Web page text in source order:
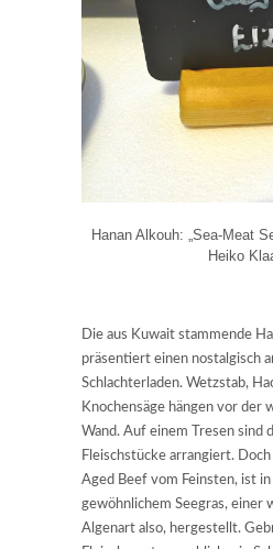
Hanan Alkouh: „Sea-Meat
Heiko
Die aus Kuwait stammende
präsentiert einen nostalgisch
Schlachterladen. Wetzstab,
Knochensäge hängen vor der
Wand. Auf einem Tresen sind
Fleischstücke arrangiert.
Aged Beef vom Feinsten, ist in
gewöhnlichem Seegras,
Algenart also, hergestellt.